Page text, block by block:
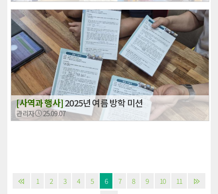
[사역과 행사]2025년 여름 방학 미션
관리자 25.09.07
1 2 3 4 5 6 7 8 9 10 11